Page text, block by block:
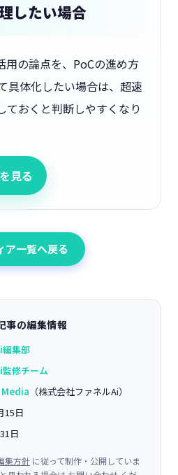
したい場合
用の論点を、PoCの進め方
具体化したい場合は、超速
ておくと判断しやすくなり
見る
ア一覧へ戻る
事の編集情報
編集部
修チーム
（株式会社ファネルAi）
15日
日
集方針 に従って制作・公開していま